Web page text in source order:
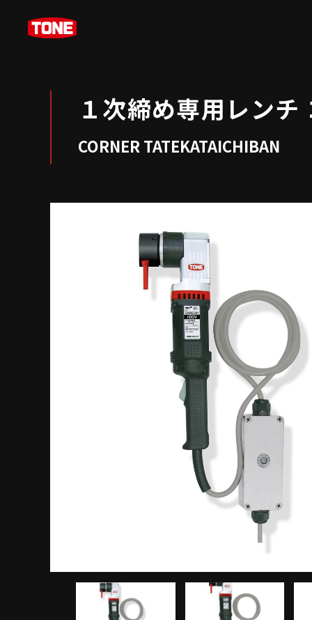
１次締め専用レン
CORNER TATEKATAICHIBAN